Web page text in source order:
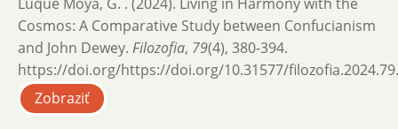
Cosmos: A Comparative Study between Confucianism
and John Dewey. Filozofia, 79(4), 380-394.
https://doi.org/https://doi.org/10.31577/
Zobraziť